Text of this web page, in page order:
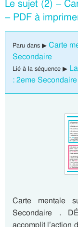
Le sujet (2) –
– PDF à
Paru dans ▶ Carte
Secondaire
Lié à la séquence ▶
: 2eme Secondaire
Carte mentale
Secondaire .
accomplit l’action